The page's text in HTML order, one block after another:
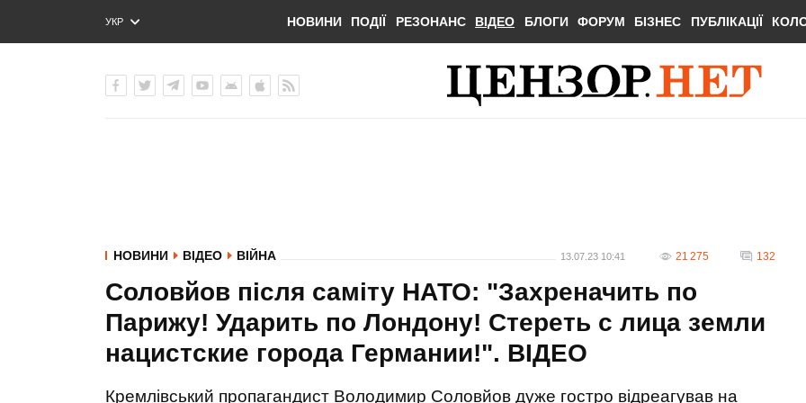
УКР
ENG
НОВИНИ ПОДІЇ РЕЗОНАНС ВІДЕО БЛОГИ ФОРУМ БІЗНЕС ПУБЛІКАЦІЇ
НОВИНИ ВІДЕО ВІЙНА 13.07.23 10:41 21 275 132
Соловйов після саміту НАТО: "Захреначить по
Парижу! Ударить по Лондону! Стереть с лица земли
нацистские города Германии!". ВIДЕО
Кремлівський пропагандист Володимир Соловйов дуже гостро відреагував на